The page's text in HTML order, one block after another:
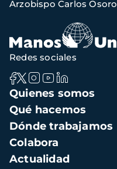
navegación
Arzobispo Carlos Osoro
Navegación
principal
Quienes somos
Qué hacemos
Dónde trabajamos
Colabora
Actualidad
Redes sociales